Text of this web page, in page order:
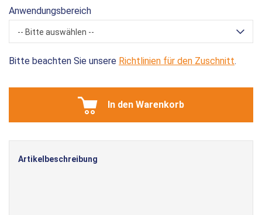
Anwendungsbereich
-- Bitte auswählen --
Bitte beachten Sie unsere Richtlinien für den Zuschnitt.
In den Warenkorb
Artikelbeschreibung